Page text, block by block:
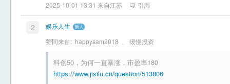
2025-10-01 13:31 来自江苏 引用
2
娱乐人生
赞同来自: happysam2018 缓慢投资
科创50，为何一直暴涨，市盈率180
https://www.jisilu.cn/question/513806